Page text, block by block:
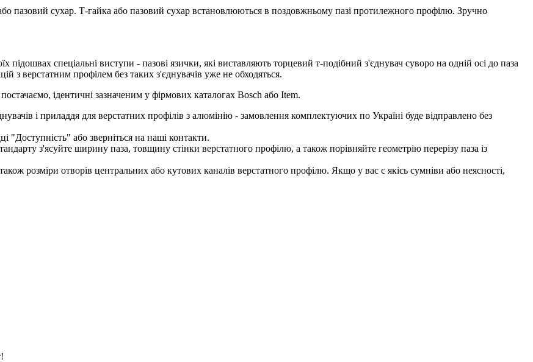
пазовий сухар. Т-гайка або пазовий сухар встановлюються в поздовжньому пазі протилежного профілю. Зручно
підошвах спеціальні виступи - пазові язички, які виставляють торцевий т-подібний з'єднувач суворо на одній осі до паза
з верстатним профілем без таких з'єднувачів уже не обходяться.
ідентичні зазначеним у фірмових каталогах Bosch або Item.
і приладдя для верстатних профілів з алюмінію - замовлення комплектуючих по Україні буде відправлено без
"Доступність" або зверніться на наші контакти.
з'ясуйте ширину паза, товщину стінки верстатного профілю, а також порівняйте геометрію перерізу паза із
розміри отворів центральних або кутових каналів верстатного профілю. Якщо у вас є якісь сумніви або неясності,